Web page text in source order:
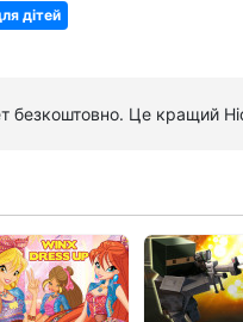
дітей
безкоштовно. Це кращий